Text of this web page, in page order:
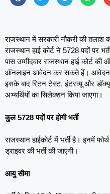
राजस्थान में सरकारी नौकरी की
राजस्थान हाई कोर्ट ने 5728 पदों पर
पास उम्मीदवार राजस्थान हाई कोर्ट
ऑनलाइन आवेदन कर सकते हैं। आवेदन
इसके बाद रिटन टेस्ट, इंटरव्यू और
अभ्यर्थियों का सिलेक्शन किया जाएगा।
कुल 5728 पदों पर होगी भर्ती
राजस्थान हाईकोर्ट में भर्ती है। इनमें
ड्राइवर की भर्ती की जाएगी।
आयु सीमा